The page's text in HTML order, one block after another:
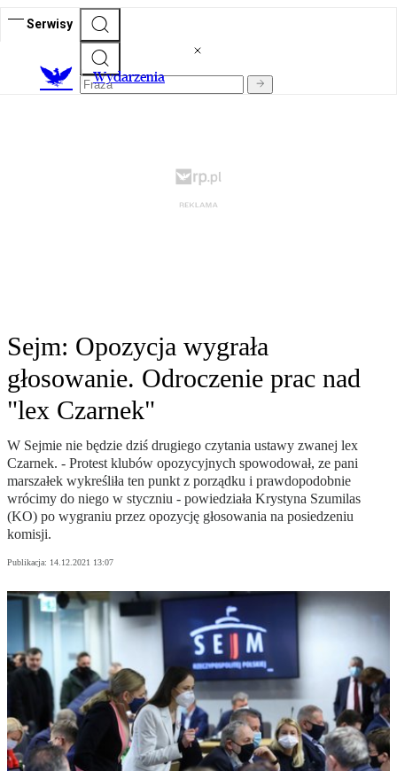
Serwisy
Wydarzenia
Sejm: Opozycja wygrała
głosowanie. Odroczenie prac nad
"lex Czarnek"
W Sejmie nie będzie dziś drugiego czytania ustawy zwanej lex
Czarnek. - Protest klubów opozycyjnych spowodował, ze pani
marszałek wykreśliła ten punkt z porządku i prawdopodobnie
wrócimy do niego w styczniu - powiedziała Krystyna Szumilas
(KO) po wygraniu przez opozycję głosowania na posiedzeniu
komisji.
Publikacja: 14.12.2021 13:07